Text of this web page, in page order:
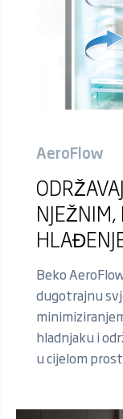
AeroFlow
NJEŽNIM,
Beko
dugotrajnu
hladnjaku i
u cijelom